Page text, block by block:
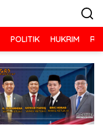
POLITIK HUKRIM